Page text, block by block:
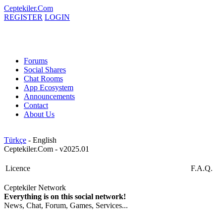
Ceptekiler.Com
REGISTER LOGIN
Forums
Social Shares
Chat Rooms
App Ecosystem
Announcements
Contact
About Us
Türkçe - English
Ceptekiler.Com - v2025.01
Licence F.A.Q.
Ceptekiler Network
Everything is on this social network!
News, Chat, Forum, Games, Services...